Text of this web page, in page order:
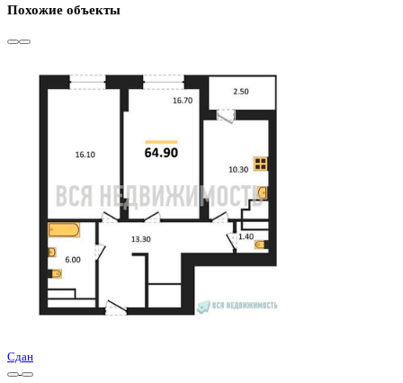
158 168 ₽/м²
Семейная ипотека от 48 249 ₽/мес
Ипотека от 117 667 ₽/мес
Расчет цены приблизительный, за более точной
Шахматка Забронировать
ЖД Урицкий
КорпусЖД Урицкий
Срок сдачи3 кв 2025
№ Квартиры
Тип сделки